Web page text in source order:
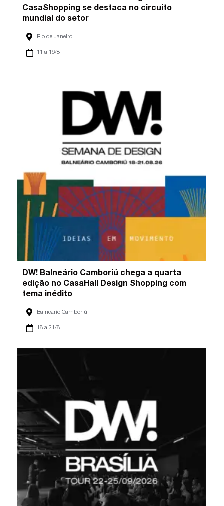
CasaShopping se destaca no circuito
mundial do setor
Rio de Janeiro
11 a 16/8
DW! Balneário Camboriú chega a quarta
edição no CasaHall Design Shopping com
tema inédito
Balneário Camboriú
18 a 21/8